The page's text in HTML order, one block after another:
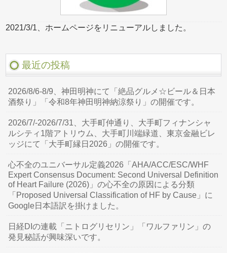
2021/3/1、ホームページをリニューアルしました。
最近の投稿
2026/8/6-8/9、神田明神にて「絶品グルメ☆ビール＆日本
酒祭り」「令和8年神田明神納涼祭り」の開催です。
2026/7/-2026/7/31、大手町仲通り、大手町フィナンシャ
ルシティ1階アトリウム、大手町川端緑道、東京金融ビレ
ッジにて「大手町縁日2026」の開催です。
心不全のユニバーサル定義2026「AHA/ACC/ESC/WHF
Expert Consensus Document: Second Universal Definition
of Heart Failure (2026)」の心不全の原因による分類
「Proposed Universal Classification of HF by Cause」に
Google日本語訳を掛けました。
日経DIの連載「ニトログリセリン」「ワルファリン」の
発見秘話が興味深いです。